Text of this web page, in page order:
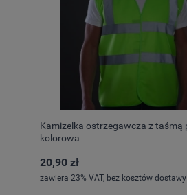
Kamizelka ostrzegawcza z taśmą
kolorowa
20,90 zł
zawiera 23% VAT, bez kosztów dostawy